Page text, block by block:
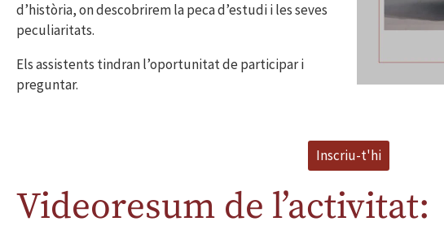
d’història, on descobrirem la peca d’estudi i les seves
peculiaritats.
Els assistents tindran l’oportunitat de participar i
preguntar.
Inscriu-t'hi
Videoresum de l’activitat: